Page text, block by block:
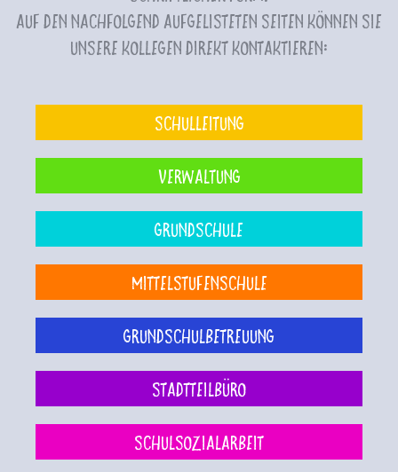
Auf den nachfolgend aufgelisteten Seiten können Sie
unsere Kollegen direkt kontaktieren:
Schulleitung
Verwaltung
Grundschule
Mittelstufenschule
Grundschulbetreuung
Stadtteilbüro
Schulsozialarbeit